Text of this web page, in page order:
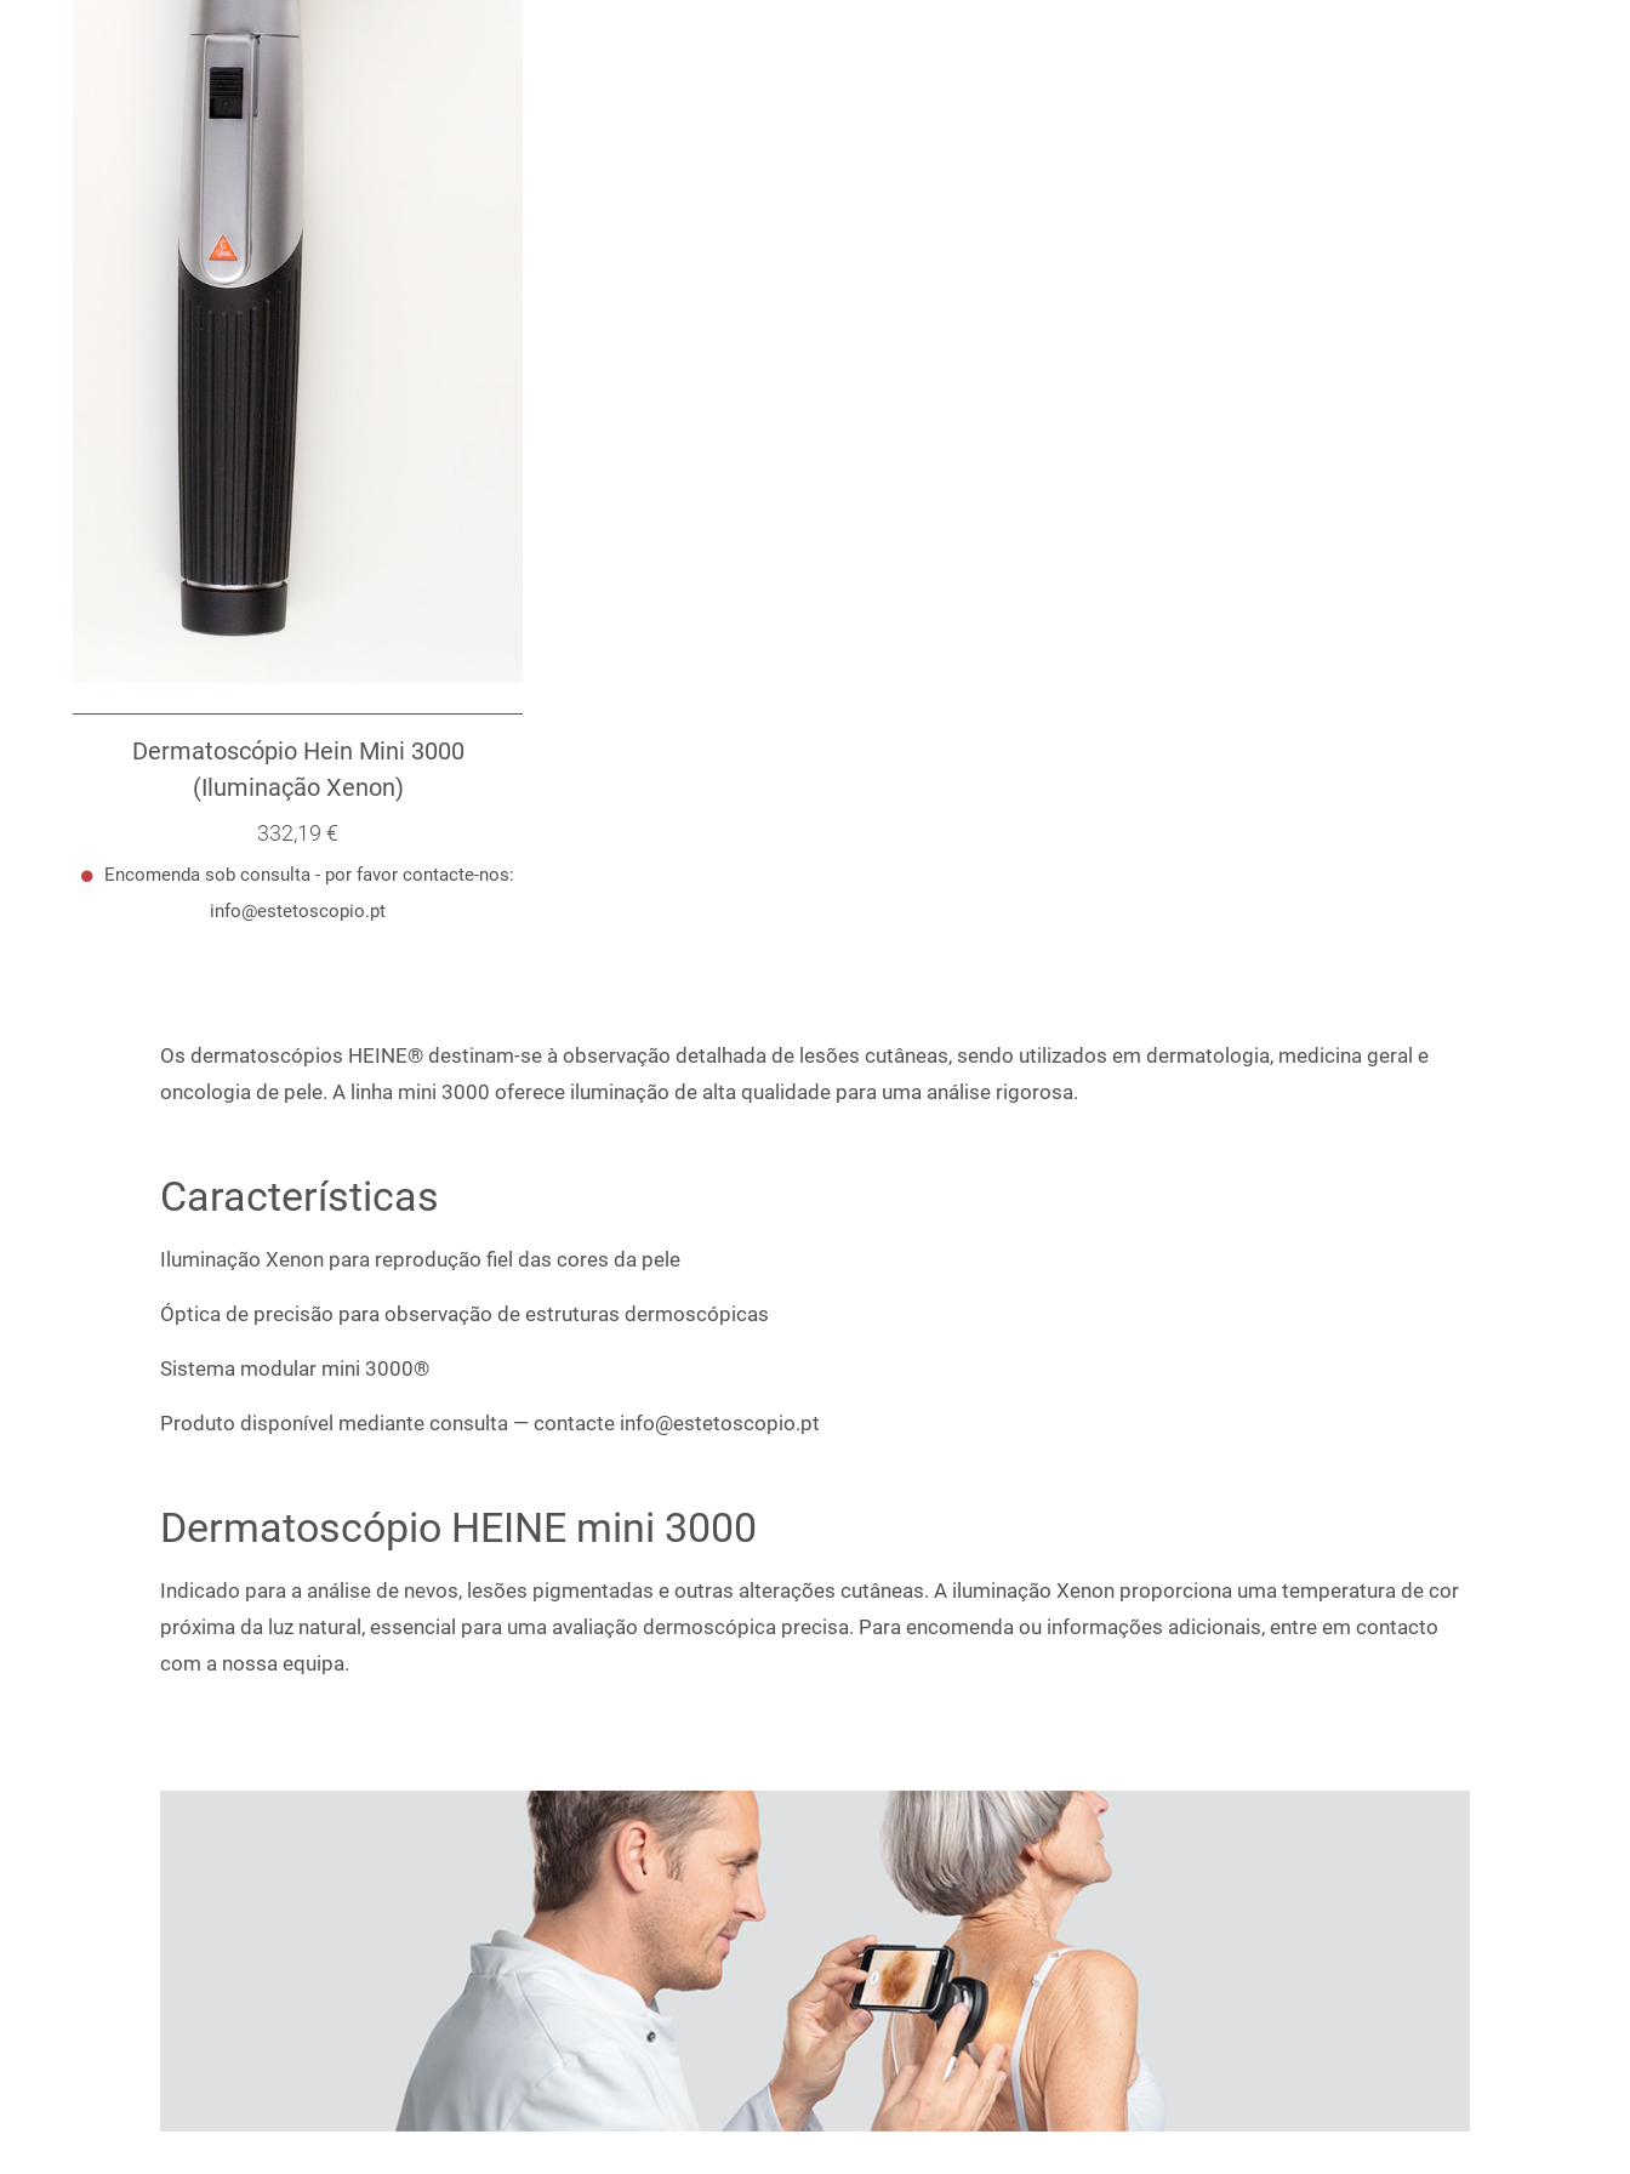
Dermatoscópio Hein Mini 3000
(Iluminação Xenon)
332,19 €
Encomenda sob consulta - por favor contacte-nos:
info@estetoscopio.pt
Os dermatoscópios HEINE® destinam-se à observação detalhada de lesões cutâneas, sendo utilizados em dermatologia, medicina geral e
oncologia de pele. A linha mini 3000 oferece iluminação de alta qualidade para uma análise rigorosa.
Características
Iluminação Xenon para reprodução fiel das cores da pele
Óptica de precisão para observação de estruturas dermoscópicas
Sistema modular mini 3000®
Produto disponível mediante consulta — contacte info@estetoscopio.pt
Dermatoscópio HEINE mini 3000
Indicado para a análise de nevos, lesões pigmentadas e outras alterações cutâneas. A iluminação Xenon proporciona uma temperatura de cor
próxima da luz natural, essencial para uma avaliação dermoscópica precisa. Para encomenda ou informações adicionais, entre em contacto
com a nossa equipa.